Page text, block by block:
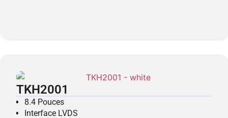
TKH2001
8.4 Pouces
Interface LVDS